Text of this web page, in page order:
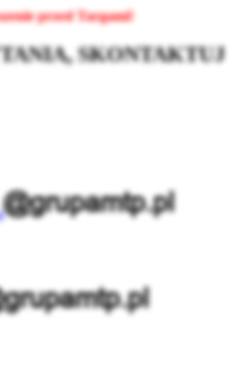
przed Targami!
SKONTAKTUJ